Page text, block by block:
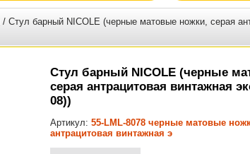
/ Стул барный NICOLE (черные матовые ножки, серая
Стул барный NICOLE (черные
серая антрацитовая винтажная
08))
Артикул: 55-LML-8078 черные матовые
антрацитовая винтажная э